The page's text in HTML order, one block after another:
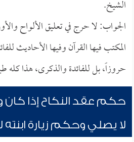
الشيخ.
الجواب: لا حرج في تعليق الألواح
المكتب فيها القرآن وفيها الأحاديث
حروزاً، بل للفائدة والذكرى، هذا
حكم عقد النكاح إذا كان
لا يصلي وحكم زيارة ابنته